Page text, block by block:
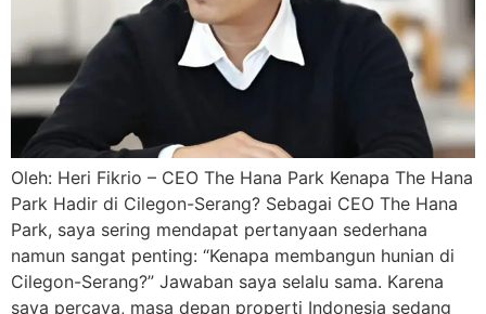
Oleh: Heri Fikrio – CEO The Hana Park Kenapa The Hana
Park Hadir di Cilegon-Serang? Sebagai CEO The Hana
Park, saya sering mendapat pertanyaan sederhana
namun sangat penting: “Kenapa membangun hunian di
Cilegon-Serang?” Jawaban saya selalu sama. Karena
saya percaya, masa depan properti Indonesia sedang